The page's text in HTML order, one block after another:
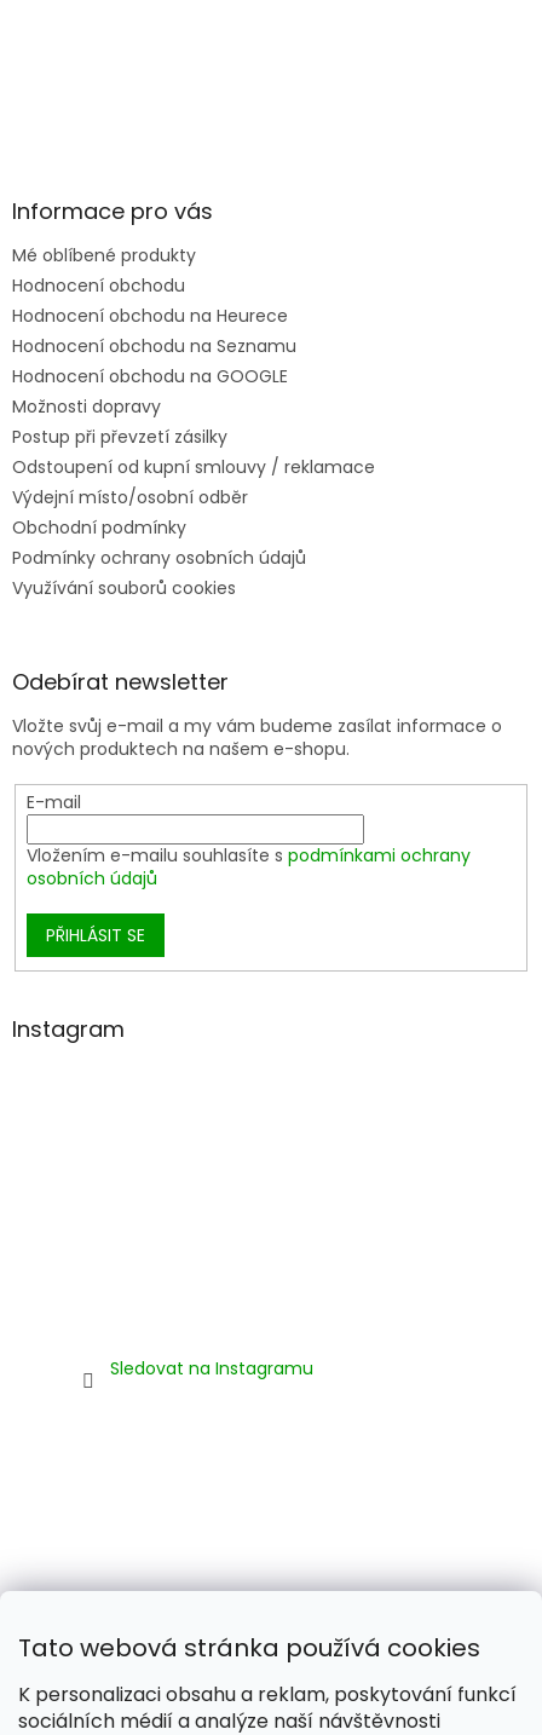
Tato webová stránka používá cookies
K personalizaci obsahu a reklam, poskytování funkcí
sociálních médií a analýze naší návštěvnosti
Informace pro vás
Mé oblíbené produkty
Hodnocení obchodu
Hodnocení obchodu na Heurece
Hodnocení obchodu na Seznamu
Hodnocení obchodu na GOOGLE
Možnosti dopravy
Postup při převzetí zásilky
Odstoupení od kupní smlouvy / reklamace
Výdejní místo/osobní odběr
Obchodní podmínky
Podmínky ochrany osobních údajů
Využívání souborů cookies
Odebírat newsletter
Vložte svůj e-mail a my vám budeme zasílat informace o
nových produktech na našem e-shopu.
E-mail
Vložením e-mailu souhlasíte s podmínkami ochrany
osobních údajů
PŘIHLÁSIT SE
Instagram
Sledovat na Instagramu